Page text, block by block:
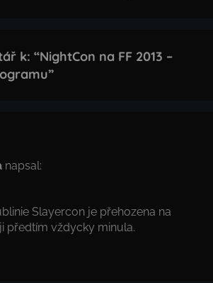
k: “NightCon na FF 2013 –
”
napsal:
Slayercon je přehozena na
předtím vždycky minula.